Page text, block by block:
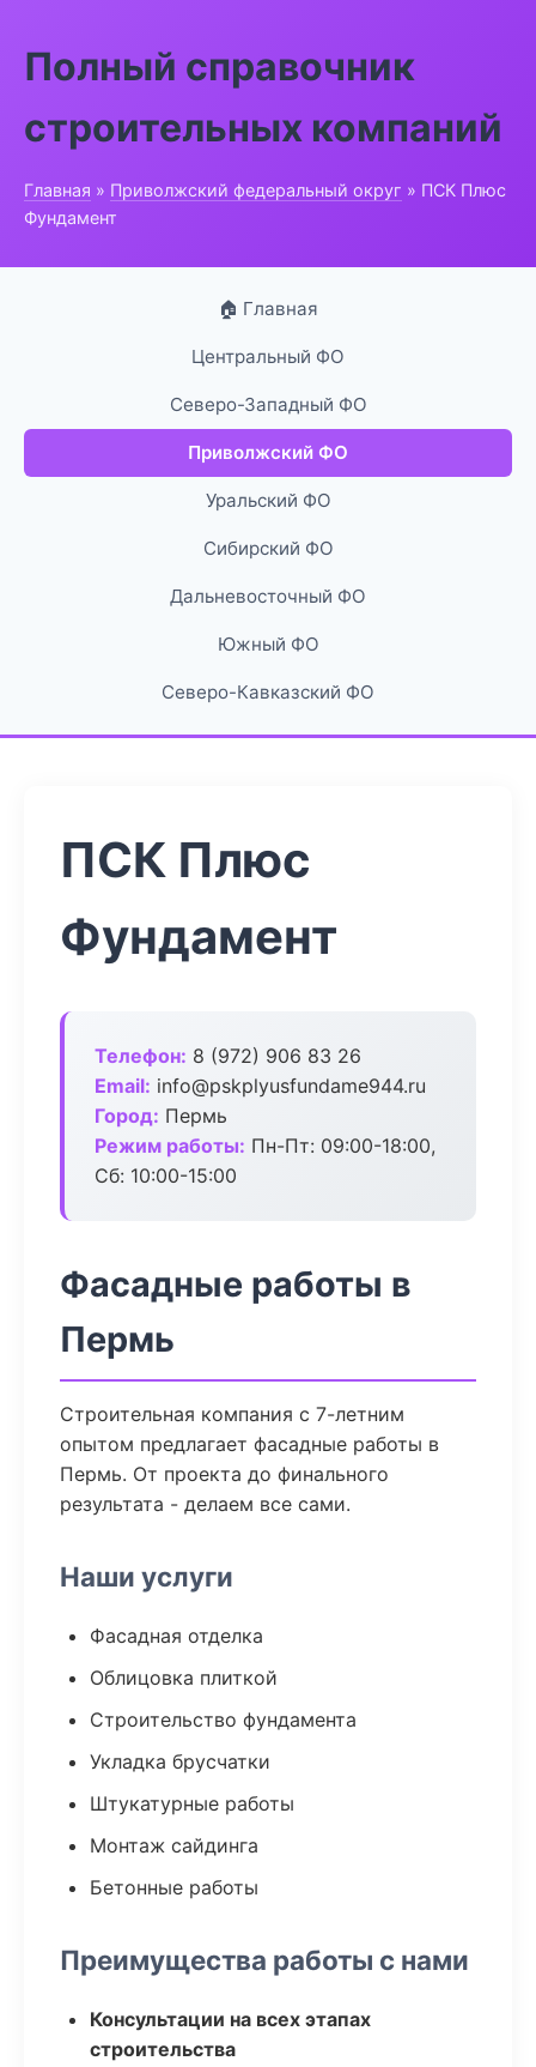
Полный справочник
строительных компаний
Главная » Приволжский федеральный округ » ПСК Плюс
Фундамент
🏠 Главная
Центральный ФО
Северо-Западный ФО
Приволжский ФО
Уральский ФО
Сибирский ФО
Дальневосточный ФО
Южный ФО
Северо-Кавказский ФО
ПСК Плюс
Фундамент
Телефон: 8 (972) 906 83 26
Email: info@pskplyusfundame944.ru
Город: Пермь
Режим работы: Пн-Пт: 09:00-18:00,
Сб: 10:00-15:00
Фасадные работы в
Пермь
Строительная компания с 7-летним
опытом предлагает фасадные работы в
Пермь. От проекта до финального
результата - делаем все сами.
Наши услуги
Фасадная отделка
Облицовка плиткой
Строительство фундамента
Укладка брусчатки
Штукатурные работы
Монтаж сайдинга
Бетонные работы
Преимущества работы с нами
Консультации на всех этапах
строительства